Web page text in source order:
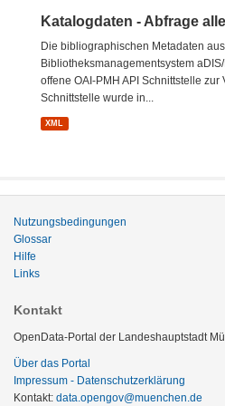
Katalogdaten - Abfrage
Die bibliographischen Metadaten
Bibliotheksmanagementsystem
offene OAI-PMH API Schnittstelle zur
Schnittstelle wurde in...
XML
Nutzungsbedingungen
Glossar
Hilfe
Links
Kontakt
OpenData-Portal der Landeshauptstadt
Über das Portal
Impressum - Datenschutzerklärung
Kontakt: data.opengov@muenchen.de